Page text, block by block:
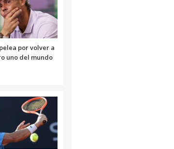
por volver a
uno del mundo